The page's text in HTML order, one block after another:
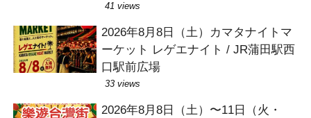
41 views
2026年8月8日（土）カマタナイトマ
ーケット レゲエナイト / JR蒲田駅西
口駅前広場
33 views
2026年8月8日（土）〜11日（火・